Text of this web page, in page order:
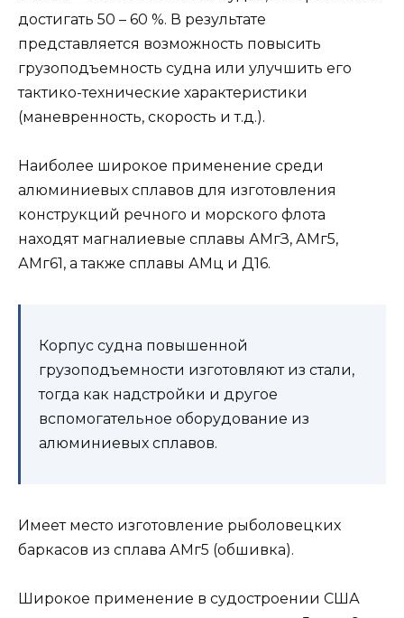
достигать 50 – 60 %. В результате
представляется возможность повысить
грузоподъемность судна или улучшить его
тактико-технические характеристики
(маневренность, скорость и т.д.).
Наиболее широкое применение среди
алюминиевых сплавов для изготовления
конструкций речного и морского флота
находят магналиевые сплавы АМгЗ, АМг5,
АМг61, а также сплавы АМц и Д16.
Корпус судна повышенной
грузоподъемности изготовляют из стали,
тогда как надстройки и другое
вспомогательное оборудование из
алюминиевых сплавов.
Имеет место изготовление рыболовецких
баркасов из сплава АМг5 (обшивка).
Широкое применение в судостроении США